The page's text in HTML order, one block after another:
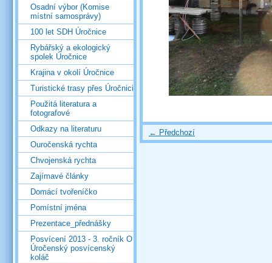
← Předchozí
Osadní výbor (Komise
místní samosprávy)
100 let SDH Úročnice
Rybářský a ekologický
spolek Úročnice
Krajina v okolí Úročnice
Turistické trasy přes Úročnici
Použitá literatura a
fotografové
Odkazy na literaturu
Ouročenská rychta
Chvojenská rychta
Zajímavé články
Domácí tvořeníčko
Pomístní jména
Prezentace_přednášky
Posvícení 2013 - 3. ročník O
Úročenský posvícenský
koláč